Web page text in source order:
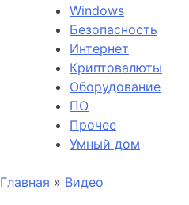
Windows
Безопасность
Интернет
Криптовалюты
Оборудование
ПО
Прочее
Умный дом
Главная » Видео